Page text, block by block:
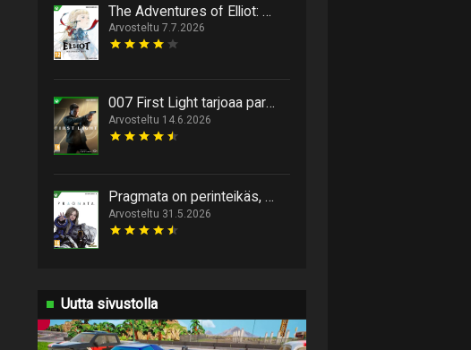
The Adventures of Elliot: The Millennium Tales paketoi 90-luvun ideoita täydelliseksi hyvän mielen toimintaroolipeliksi
Arvosteltu 7.7.2026
007 First Light tarjoaa parasta Bondia sitten Casino Royalen
Arvosteltu 14.6.2026
Pragmata on perinteikäs, mutta kekseliään tunnelmallinen scifitoiminta
Arvosteltu 31.5.2026
Uutta sivustolla